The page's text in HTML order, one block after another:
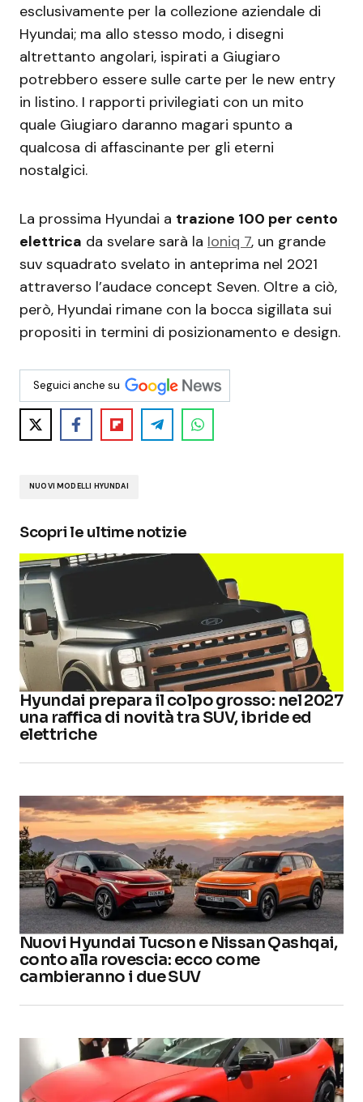
esclusivamente per la collezione aziendale di
Hyundai; ma allo stesso modo, i disegni
altrettanto angolari, ispirati a Giugiaro
potrebbero essere sulle carte per le new entry
in listino. I rapporti privilegiati con un mito
quale Giugiaro daranno magari spunto a
qualcosa di affascinante per gli eterni
nostalgici.
La prossima Hyundai a trazione 100 per cento
elettrica da svelare sarà la Ioniq 7, un grande
suv squadrato svelato in anteprima nel 2021
attraverso l’audace concept Seven. Oltre a ciò,
però, Hyundai rimane con la bocca sigillata sui
propositi in termini di posizionamento e design.
Seguici anche su
NUOVI MODELLI HYUNDAI
Scopri le ultime notizie
Hyundai prepara il colpo grosso: nel 2027
una raffica di novità tra SUV, ibride ed
elettriche
Nuovi Hyundai Tucson e Nissan Qashqai,
conto alla rovescia: ecco come
cambieranno i due SUV